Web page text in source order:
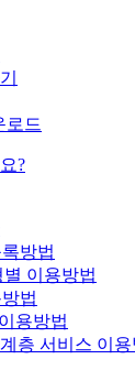
로드
?
방법
별 이용방법
법
용방법
층 서비스 이용